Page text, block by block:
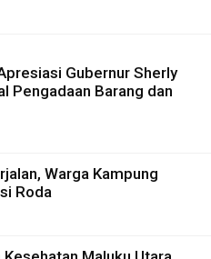
Gubernur Sherly
Pengadaan Barang dan
Warga Kampung
Roda